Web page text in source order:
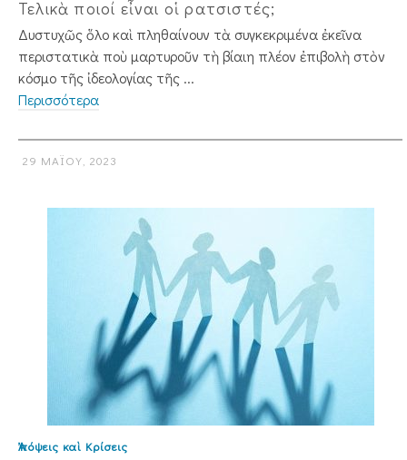
Τελικὰ ποιοί εἶναι οἱ ρατσιστές;
Δυστυχῶς ὅλο καὶ πληθαίνουν τὰ συγ­κεκριμένα ἐκεῖνα
περιστατικὰ ποὺ μαρτυροῦν τὴ βίαιη πλέον ἐπιβολὴ στὸν
κόσμο τῆς ἰδεολογίας τῆς ...
Περισσότερα
29 ΜΑΪ́ΟΥ, 2023
Ἀπόψεις καὶ Κρίσεις